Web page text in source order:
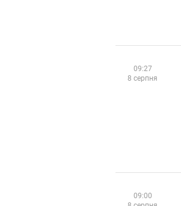
09:27
8 серпня
09:00